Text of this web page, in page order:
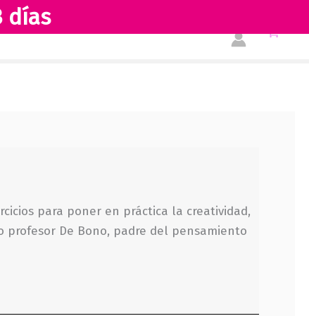
días
Tienda
para poner en práctica la creatividad,
profesor De Bono, padre del pensamiento